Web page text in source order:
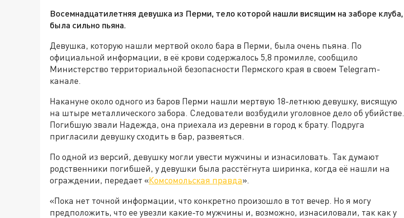
Восемнадцатилетняя девушка из Перми, тело которой нашли висящим на заборе клуба,
была сильно пьяна.
Девушка, которую нашли мертвой около бара в Перми, была очень пьяна. По
официальной информации, в её крови содержалось 5,8 промилле, сообщило
Министерство территориальной безопасности Пермского края в своем Telegram-
канале.
Накануне около одного из баров Перми нашли мертвую 18-летнюю девушку, висящую
на штыре металлического забора. Следователи возбудили уголовное дело об убийстве.
Погибшую звали Надежда, она приехала из деревни в город к брату. Подруга
пригласили девушку сходить в бар, развеяться.
По одной из версий, девушку могли увести мужчины и изнасиловать. Так думают
родственники погибшей, у девушки была расстёгнута ширинка, когда её нашли на
ограждении, передает «Комсомольская правда».
«Пока нет точной информации, что конкретно произошло в тот вечер. Но я могу
предположить, что ее увезли какие-то мужчины и, возможно, изнасиловали, так как у